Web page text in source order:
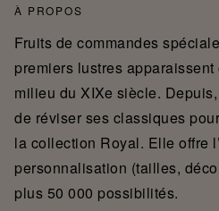
À PROPOS
Fruits de commandes
premiers lustres
milieu du XIXe siècle.
de réviser ses classiques
la collection Royal. Elle offre
personnalisation (tailles,
plus 50 000 possibilités.